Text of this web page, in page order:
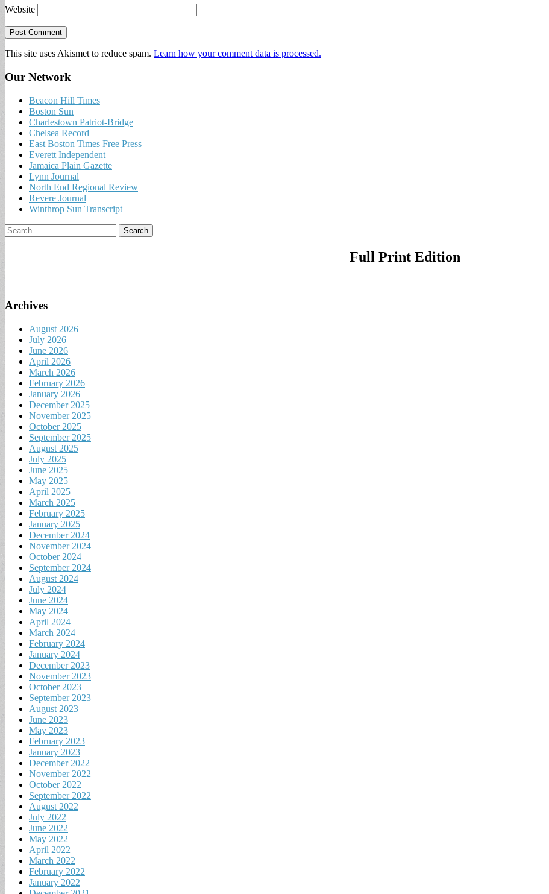
Website
This site uses Akismet to reduce spam. Learn how your comment data is processed.
Our Network
Beacon Hill Times
Boston Sun
Charlestown Patriot-Bridge
Chelsea Record
East Boston Times Free Press
Everett Independent
Jamaica Plain Gazette
Lynn Journal
North End Regional Review
Revere Journal
Winthrop Sun Transcript
Search
for:
Full Print Edition
Archives
August 2026
July 2026
June 2026
April 2026
March 2026
February 2026
January 2026
December 2025
November 2025
October 2025
September 2025
August 2025
July 2025
June 2025
May 2025
April 2025
March 2025
February 2025
January 2025
December 2024
November 2024
October 2024
September 2024
August 2024
July 2024
June 2024
May 2024
April 2024
March 2024
February 2024
January 2024
December 2023
November 2023
October 2023
September 2023
August 2023
June 2023
May 2023
February 2023
January 2023
December 2022
November 2022
October 2022
September 2022
August 2022
July 2022
June 2022
May 2022
April 2022
March 2022
February 2022
January 2022